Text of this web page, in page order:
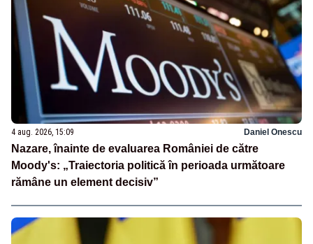
4 aug. 2026, 15:09 Daniel Onescu
Nazare, înainte de evaluarea României de către
Moody's: „Traiectoria politică în perioada următoare
rămâne un element decisiv”